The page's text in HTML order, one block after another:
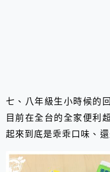
七、八年級生小時候的
目前在全台的全家便利
起來到底是乖乖口味、